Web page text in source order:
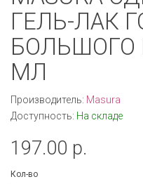
ГЕЛЬ-ЛАК
БОЛЬШОГО
МЛ
Производитель: Masura
Доступность: На складе
197.00 р.
Кол-во